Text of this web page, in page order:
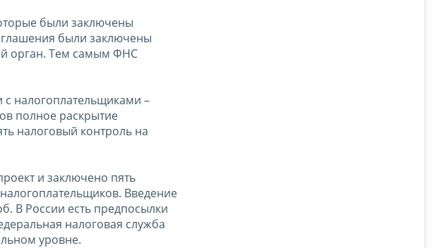
были заключены
были заключены
орган. Тем самым ФНС
налогоплательщиками –
полное раскрытие
налоговый контроль на
и заключено пять
Введение
В России есть предпосылки
налоговая служба
уровне.